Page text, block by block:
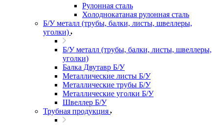
Рулонная сталь
Холоднокатаная рулонная сталь
Б/У металл (трубы, балки, листы, швеллеры,
уголки)
Б/У металл (трубы, балки, листы, швеллеры,
уголки)
Балка Двутавр Б/У
Металлические листы Б/У
Металлические трубы Б/У
Металлические уголки Б/У
Швеллер Б/У
Трубная продукция